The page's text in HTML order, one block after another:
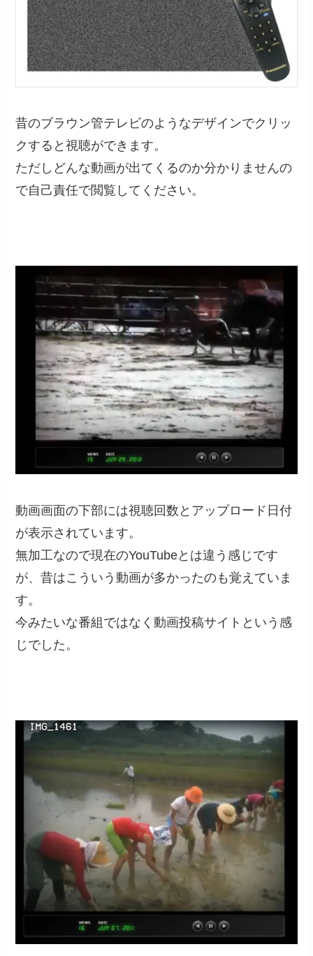
昔のブラウン管テレビのようなデザインでクリッ
クすると視聴ができます。
ただしどんな動画が出てくるのか分かりませんの
で自己責任で閲覧してください。
動画画面の下部には視聴回数とアップロード日付
が表示されています。
無加工なので現在のYouTubeとは違う感じです
が、昔はこういう動画が多かったのも覚えていま
す。
今みたいな番組ではなく動画投稿サイトという感
じでした。